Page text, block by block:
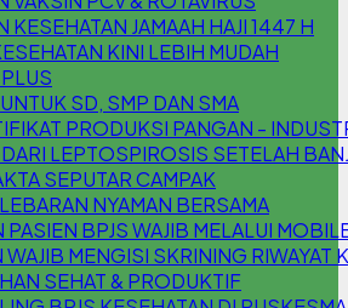
KESEHATAN JAMAAH HAJI 1447 H
KINI LEBIH MUDAH
SD, SMP DAN SMA
PRODUKSI PANGAN -
LEPTOSPIROSIS SETELAH
SEPUTAR CAMPAK
NYAMAN BERSAMA
PASIEN BPJS WAJIB MELALUI
MENGISI SKRINING RIWAYAT
SEHAT & PRODUKTIF